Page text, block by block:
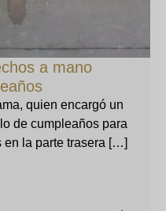
a mano
quien encargó un
de cumpleaños para
en la parte trasera […]